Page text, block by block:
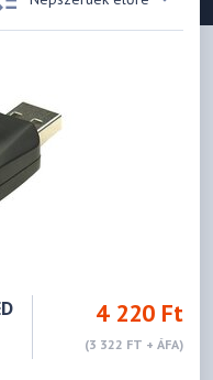
4 220 Ft
(3 322 FT + ÁFA)